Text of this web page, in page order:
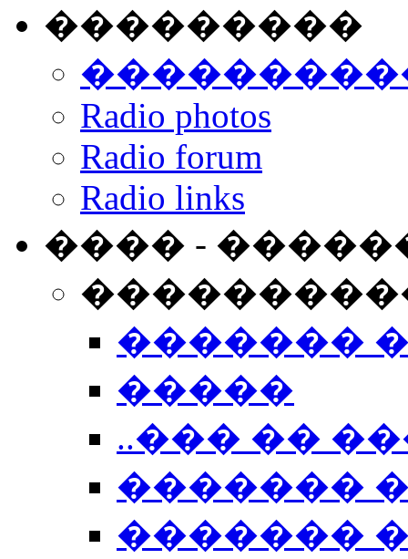
���������
Radio photos
Radio forum
Radio links
���� -
�������
�����
..��� ��
�������
�������